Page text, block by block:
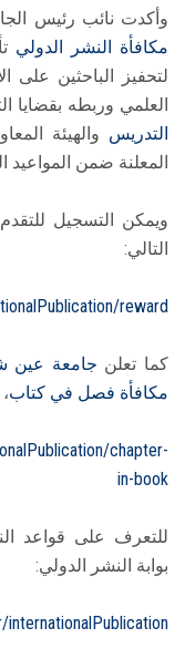
وأكدت نائب رئيس
مكافأة
النشر الدولي
لتحفيز الباحثين على
العلمي وربطه بقضايا
التدريس والهيئة
المعلنة ضمن المواعيد
ويمكن التسجيل
التالي:
reward
كما تعلن جامعة
مكافأة فصل في كتاب
chapter-
in-book
للتعرف على قواعد
بوابة النشر الدولي: